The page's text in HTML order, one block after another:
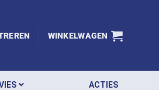
WINKELWAGEN
ACTIES